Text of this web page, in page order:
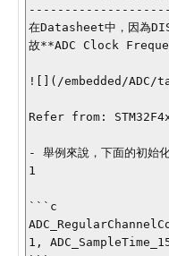
在Datasheet中，因為
故**ADC Clock
![](/embedded/ADC/
Refer from:
- 舉例來說，下面的初
1
```c
1,